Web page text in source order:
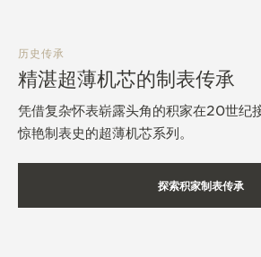
历史传承
精湛超薄机芯的制表传承
凭借复杂怀表崭露头角的积家在20世纪
惊艳制表史的超薄机芯系列。
探索积家制表传承